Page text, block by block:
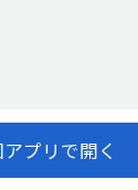
プリで開く